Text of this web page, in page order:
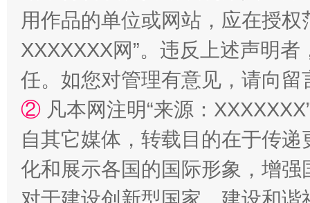
用作品的单位或网站，应在授
XXXXXXX网”。违反上述声明
任。如您对管理有意见，请向
② 凡本网注明“来源：
自其它媒体，转载目的在于传
化和展示各国的国际形象，增